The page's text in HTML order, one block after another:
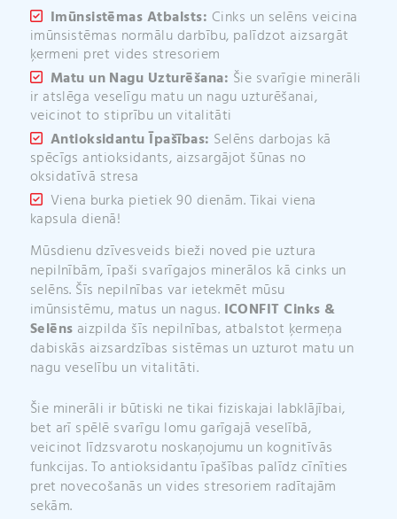
Imūnsistēmas Atbalsts: Cinks un selēns veicina
imūnsistēmas normālu darbību, palīdzot aizsargāt
ķermeni pret vides stresoriem
Matu un Nagu Uzturēšana: Šie svarīgie minerāli
ir atslēga veselīgu matu un nagu uzturēšanai,
veicinot to stiprību un vitalitāti
Antioksidantu Īpašības: Selēns darbojas kā
spēcīgs antioksidants, aizsargājot šūnas no
oksidatīvā stresa
Viena burka pietiek 90 dienām. Tikai viena
kapsula dienā!
Mūsdienu dzīvesveids bieži noved pie uztura
nepilnībām, īpaši svarīgajos minerālos kā cinks un
selēns. Šīs nepilnības var ietekmēt mūsu
imūnsistēmu, matus un nagus. ICONFIT Cinks &
Selēns aizpilda šīs nepilnības, atbalstot ķermeņa
dabiskās aizsardzības sistēmas un uzturot matu un
nagu veselību un vitalitāti.
Šie minerāli ir būtiski ne tikai fiziskajai labklājībai,
bet arī spēlē svarīgu lomu garīgajā veselībā,
veicinot līdzsvarotu noskaņojumu un kognitīvās
funkcijas. To antioksidantu īpašības palīdz cīnīties
pret novecošanās un vides stresoriem radītajām
sekām.